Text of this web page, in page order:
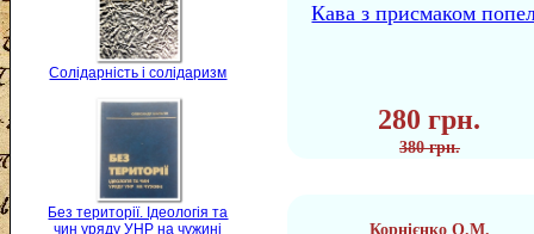
Солідарність і солідаризм
Без території. Ідеологія та
чин уряду УНР на чужині
Кава з присмаком
280 грн.
380 грн.
Корнієнко О.М.